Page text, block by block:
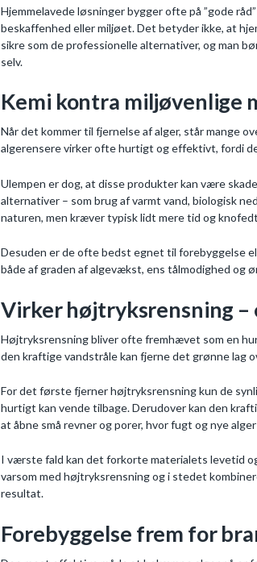
Hjemmelavede løsninger bygger ofte på ”gode
beskaffenhed eller miljøet. Det betyder ikke, at
sikre som de professionelle alternativer, og man
selv.
Kemi kontra miljøvenlige
Når det kommer til fjernelse af alger, står mange
algerensere virker ofte hurtigt og effektivt, fordi
Ulempen er dog, at disse produkter kan være
alternativer – som brug af varmt vand, biologisk
naturen, men kræver typisk lidt mere tid og
Desuden er de ofte bedst egnet til forebyggelse
både af graden af algevækst, ens tålmodighed og
Virker højtryksrensning –
Højtryksrensning bliver ofte fremhævet som en
den kraftige vandstråle kan fjerne det grønne lag
For det første fjerner højtryksrensning kun de
hurtigt kan vende tilbage. Derudover kan den
at åbne små revner og porer, hvor fugt og nye
I værste fald kan det forkorte materialets levetid
varsom med højtryksrensning og i stedet
resultat.
Forebyggelse frem for